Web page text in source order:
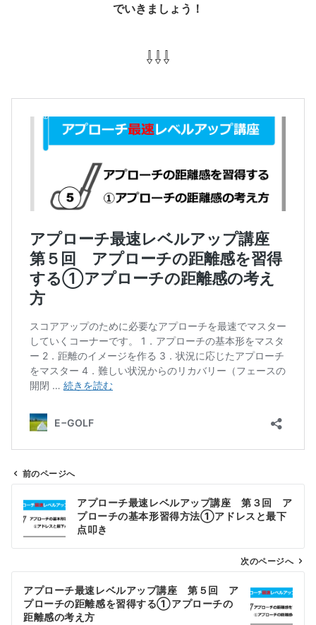
でいきましょう！
⇩⇩⇩
投
稿
ナ
ビ
ゲ
ー
前のページへ
アプローチ最速レベルアップ講座 第３回 ア
プローチの基本形習得方法①アドレスと最下
点叩き
次のページへ
アプローチ最速レベルアップ講座 第５回 ア
プローチの距離感を習得する①アプローチの
距離感の考え方